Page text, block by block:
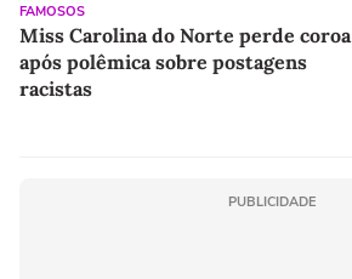
FAMOSOS
Miss Carolina do Norte perde coroa
após polêmica sobre postagens
racistas
PUBLICIDADE